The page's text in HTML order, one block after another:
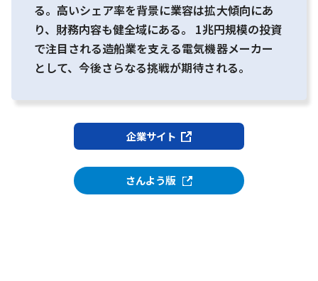
る。高いシェア率を背景に業容は拡大傾向にあ
り、財務内容も健全域にある。 1兆円規模の投資
で注目される造船業を支える電気機器メーカー
として、今後さらなる挑戦が期待される。
企業サイト
さんよう版